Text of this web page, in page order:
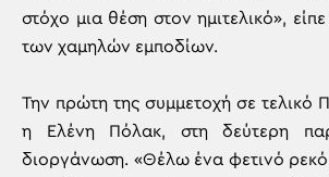
στόχο μια θέση στον ημιτελικό»,
των χαμηλών εμποδίων.
Την πρώτη της συμμετοχή σε τελικό
η Ελένη Πόλακ, στη δεύτερη
διοργάνωση. «Θέλω ένα φετινό